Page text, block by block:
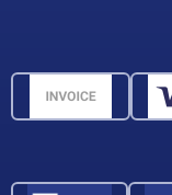
CAD data